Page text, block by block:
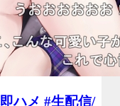
ハメ #生配信/